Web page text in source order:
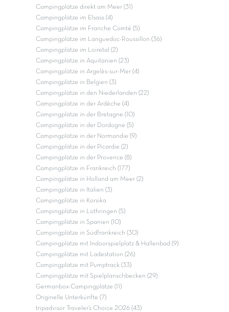
Campingplätze direkt am Meer (31)
Campingplätze im Elsass (4)
Campingplätze im Franche Comté (5)
Campingplätze im Languedoc-Roussillon (36)
Campingplätze im Loiretal (2)
Campingplätze in Aquitanien (23)
Campingplätze in Argelès-sur-Mer (4)
Campingplätze in Belgien (3)
Campingplätze in den Niederlanden (22)
Campingplätze in der Ardèche (4)
Campingplätze in der Bretagne (10)
Campingplätze in der Dordogne (5)
Campingplätze in der Normandie (9)
Campingplätze in der Picardie (2)
Campingplätze in der Provence (8)
Campingplätze in Frankreich (177)
Campingplätze in Holland am Meer (2)
Campingplätze in Italien (3)
Campingplätze in Korsika
Campingplätze in Lothringen (5)
Campingplätze in Spanien (10)
Campingplätze in Südfrankreich (30)
Campingplätze mit Indoorspielplatz & Hallenbad (9)
Campingplätze mit Ladestation (26)
Campingplätze mit Pumptrack (33)
Campingplätze mit Spielplanschbecken (29)
Germanbox-Campingplätze (11)
Originelle Unterkünfte (7)
tripadvisor Traveler’s Choice 2026 (43)